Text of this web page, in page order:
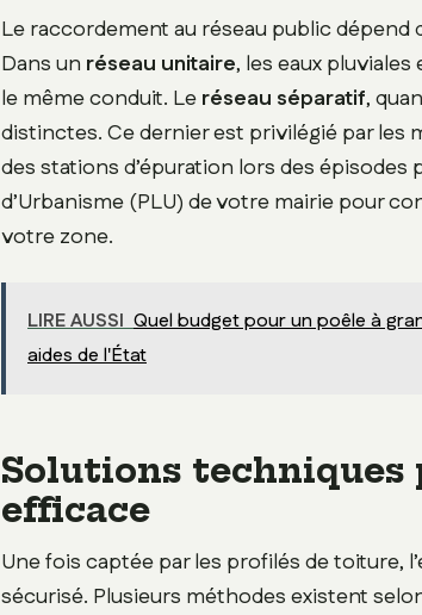
Le raccordement au réseau public
Dans un réseau unitaire, les eaux
le même conduit. Leréseau séparatif,
distinctes. Ce dernier est privilégié par les
des stations d’épuration lors des épisodes
d’Urbanisme (PLU) de votre mairie pour
votre zone.
LIRE AUSSI Quel budget pour un poêle à
aides de l'État
Solutions techniques
efficace
Une fois captée par les profilés de toiture,
sécurisé. Plusieurs méthodes existent